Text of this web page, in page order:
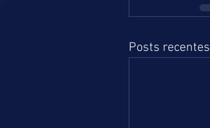
Posts recentes